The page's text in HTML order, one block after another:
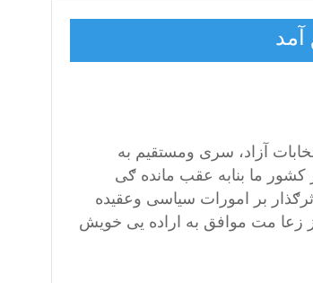
آمد
آزاد، سری ومستقیم به
کشور ما بنابه عقب مانده ګی
بر امورات سیاسی وعقیده
زعا مت موافق به اراده یی خویش